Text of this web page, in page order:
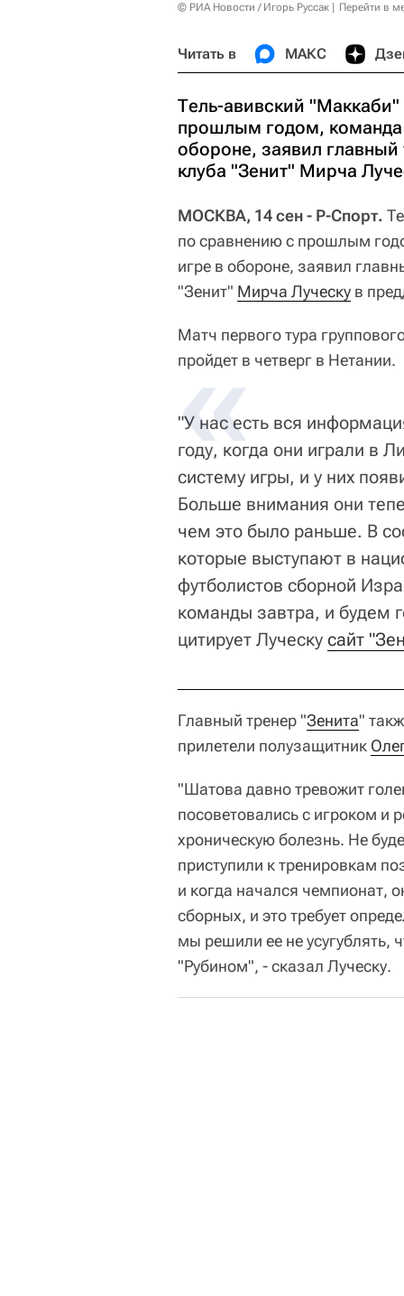
© РИА Новости / Игорь Руссак Перейти в
Читать в МАКС
Тель-авивский
прошлым годом, команда
обороне, заявил главный
клуба "Зенит" Мирча
МОСКВА, 14 сен - Р-Спорт.
по сравнению с прошлым
игре в обороне, заявил
"Зенит" Мирча Луческу в
Матч первого тура
пройдет в четверг в Нетании.
"У нас есть вся
году, когда они играли в
систему игры, и у них
Больше внимания они
чем это было раньше. В
которые выступают в
футболистов сборной
команды завтра, и будем
цитирует Луческу сайт
Главный тренер "Зенита"
прилетели полузащитник
"Шатова давно тревожит
посоветовались с игроком и
хроническую болезнь. Не
приступили к тренировкам
и когда начался чемпионат,
сборных, и это требует
мы решили ее не усугублять,
"Рубином", - сказал Луческу.